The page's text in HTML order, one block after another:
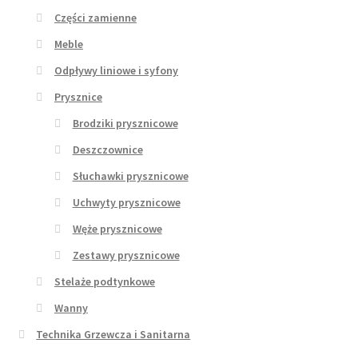
Części zamienne
Meble
Odpływy liniowe i syfony
Prysznice
Brodziki prysznicowe
Deszczownice
Słuchawki prysznicowe
Uchwyty prysznicowe
Węże prysznicowe
Zestawy prysznicowe
Stelaże podtynkowe
Wanny
Technika Grzewcza i Sanitarna